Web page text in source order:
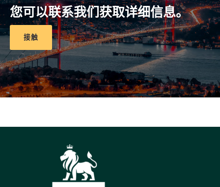
您可以联系我们获取详细信息。
接触